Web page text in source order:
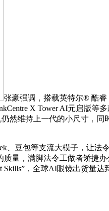
张豪强调，搭载英特尔® 酷睿
X Tower AI元启版等
然维持上一代的小尺寸，
豆包等支流大模子，让法
量，满脚法令工做者矫捷
，全球AI眼镜出货量达